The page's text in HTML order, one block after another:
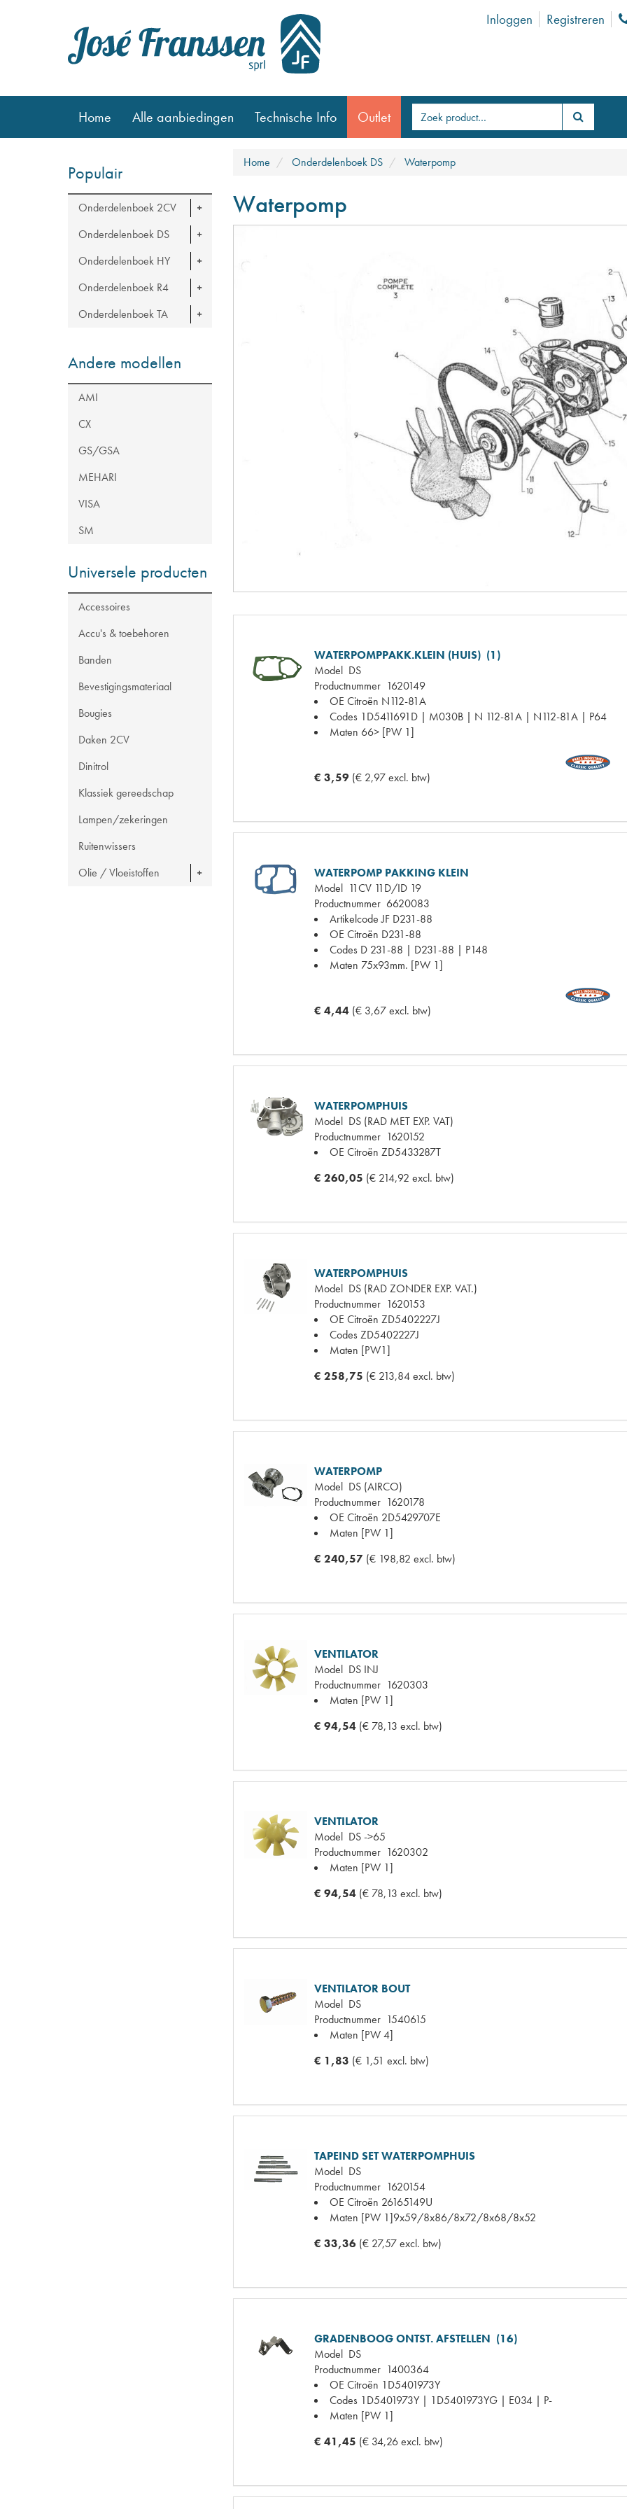
Inloggen Registreren
Home Alle aanbiedingen Technische Info Outlet
Populair
Onderdelenboek 2CV
Onderdelenboek DS
Onderdelenboek HY
Onderdelenboek R4
Onderdelenboek TA
Andere modellen
AMI
CX
GS/GSA
MEHARI
VISA
SM
Universele producten
Accessoires
Accu's & toebehoren
Banden
Bevestigingsmateriaal
Bougies
Daken 2CV
Dinitrol
Klassiek gereedschap
Lampen/zekeringen
Ruitenwissers
Olie / Vloeistoffen
Home Onderdelenboek DS Waterpomp
Waterpomp
WATERPOMPPAKK.KLEIN (HUIS) (1)
Model DS
Productnummer 1620149
OE Citroën N112-81A
Codes 1D5411691D | M030B | N 112-81A | N112-81A | P64
Maten 66> [PW 1]
€ 3,59 (€ 2,97 excl. btw)
WATERPOMP PAKKING KLEIN
Model 11CV 11D/ID 19
Productnummer 6620083
Artikelcode JF D231-88
OE Citroën D231-88
Codes D 231-88 | D231-88 | P148
Maten 75x93mm. [PW 1]
€ 4,44 (€ 3,67 excl. btw)
WATERPOMPHUIS
Model DS (RAD MET EXP. VAT)
Productnummer 1620152
OE Citroën ZD5433287T
€ 260,05 (€ 214,92 excl. btw)
WATERPOMPHUIS
Model DS (RAD ZONDER EXP. VAT.)
Productnummer 1620153
OE Citroën ZD5402227J
CodesZD5402227J
Maten [PW1]
€ 258,75 (€ 213,84 excl. btw)
WATERPOMP
Model DS (AIRCO)
Productnummer 1620178
OE Citroën 2D5429707E
Maten [PW 1]
€ 240,57 (€ 198,82 excl. btw)
VENTILATOR
Model DS INJ
Productnummer 1620303
Maten [PW 1]
€ 94,54 (€ 78,13 excl. btw)
VENTILATOR
Model DS ->65
Productnummer 1620302
Maten [PW 1]
€ 94,54 (€ 78,13 excl. btw)
VENTILATOR BOUT
Model DS
Productnummer 1540615
Maten [PW 4]
€ 1,83 (€ 1,51 excl. btw)
TAPEIND SET WATERPOMPHUIS
Model DS
Productnummer 1620154
OE Citroën 26165149U
Maten [PW 1]9x59/8x86/8x72/8x68/8x52
€ 33,36 (€ 27,57 excl. btw)
GRADENBOOG ONTST. AFSTELLEN (16)
Model DS
Productnummer 1400364
OE Citroën 1D5401973Y
Codes 1D5401973Y | 1D5401973YG | E034 | P-
Maten [PW 1]
€ 41,45 (€ 34,26 excl. btw)